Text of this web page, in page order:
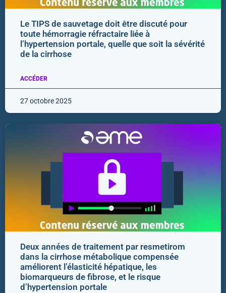
Le TIPS de sauvetage doit être discuté pour
toute hémorragie réfractaire liée à
l’hypertension portale, quelle que soit la sévérité
de la cirrhose
ACCÉDER
27 octobre 2025
Deux années de traitement par resmetirom
dans la cirrhose métabolique compensée
améliorent l’élasticité hépatique, les
biomarqueurs de fibrose, et le risque
d’hypertension portale